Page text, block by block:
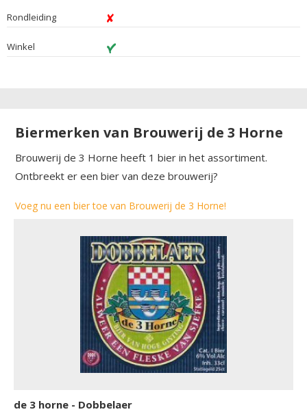
Rondleiding
Winkel
Biermerken van Brouwerij de 3 Horne
Brouwerij de 3 Horne heeft 1 bier in het assortiment.
Ontbreekt er een bier van deze brouwerij?
Voeg nu een bier toe van Brouwerij de 3 Horne!
de 3 horne - Dobbelaer